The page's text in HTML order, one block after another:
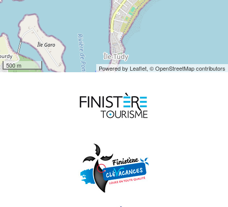
500 m Powered by Leaflet, © OpenStreetMap contributors